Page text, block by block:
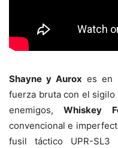
Shayne y Aurox es en
fuerza bruta con el
enemigos,Whiskey
convencional e
fusil táctico UPR-SL3